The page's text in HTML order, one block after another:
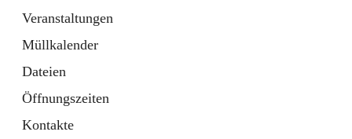
Veranstaltungen
Müllkalender
Dateien
Öffnungszeiten
Kontakte